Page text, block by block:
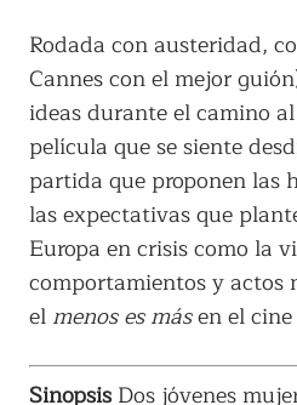
Rodada con austeridad,
Cannes con el mejor
ideas durante el camino
película que se siente
partida que proponen las
las expectativas que
Europa en crisis como la
comportamientos y actos
el menos es másen el
Sinopsis Dos jóvenes